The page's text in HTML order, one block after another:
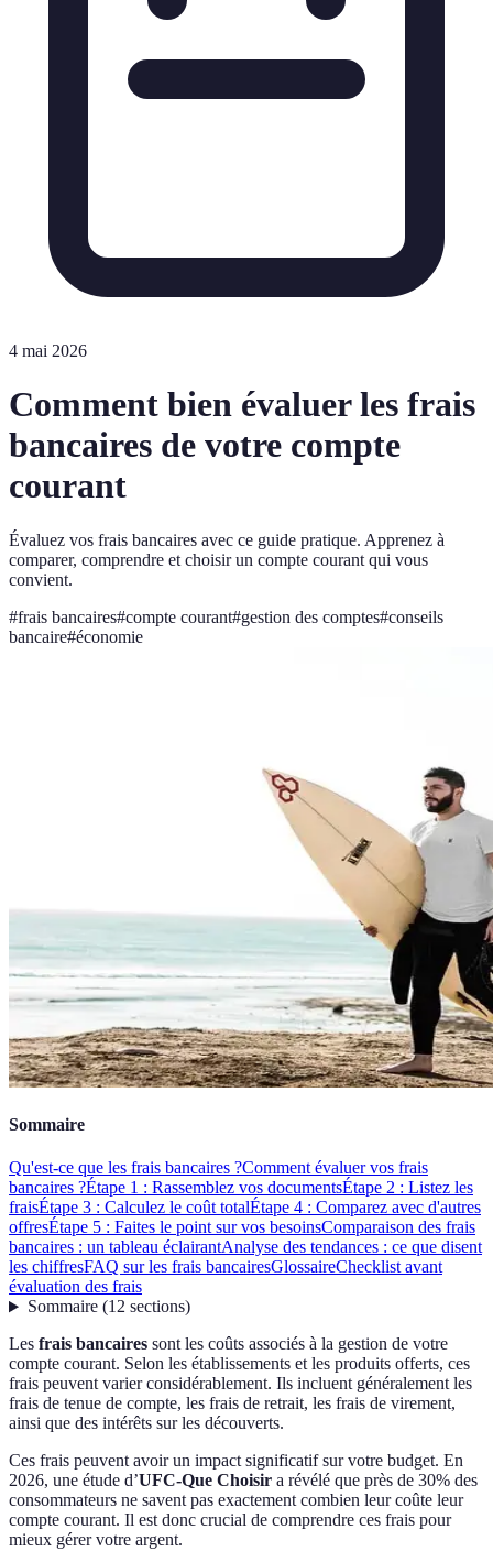
4 mai 2026
Comment bien évaluer les frais
bancaires de votre compte
courant
Évaluez vos frais bancaires avec ce guide pratique. Apprenez à
comparer, comprendre et choisir un compte courant qui vous
convient.
#frais bancaires#compte courant#gestion des comptes#conseils
bancaire#économie
Sommaire
Qu'est-ce que les frais bancaires ?Comment évaluer vos frais
bancaires ?Étape 1 : Rassemblez vos documentsÉtape 2 : Listez les
fraisÉtape 3 : Calculez le coût totalÉtape 4 : Comparez avec d'autres
offresÉtape 5 : Faites le point sur vos besoinsComparaison des frais
bancaires : un tableau éclairantAnalyse des tendances : ce que disent
les chiffresFAQ sur les frais bancairesGlossaireChecklist avant
évaluation des frais
Sommaire(12 sections)
Les frais bancaires sont les coûts associés à la gestion de votre
compte courant. Selon les établissements et les produits offerts, ces
frais peuvent varier considérablement. Ils incluent généralement les
frais de tenue de compte, les frais de retrait, les frais de virement,
ainsi que des intérêts sur les découverts.
Ces frais peuvent avoir un impact significatif sur votre budget. En
2026, une étude d’UFC-Que Choisir a révélé que près de 30% des
consommateurs ne savent pas exactement combien leur coûte leur
compte courant. Il est donc crucial de comprendre ces frais pour
mieux gérer votre argent.